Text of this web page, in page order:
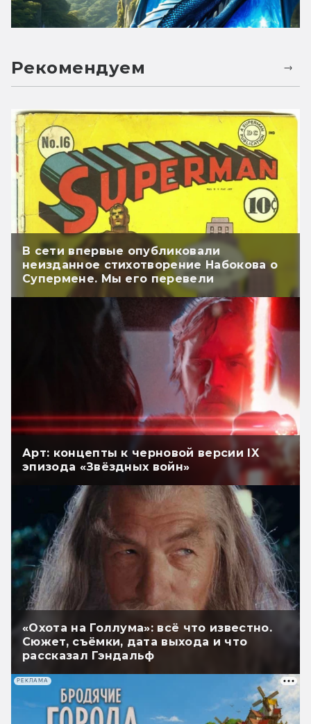
Рекомендуем
В сети впервые опубликовали
неизданное стихотворение Набокова о
Супермене. Мы его перевели
Арт: концепты к черновой версии IX
эпизода «Звёздных войн»
«Охота на Голлума»: всё что известно.
Сюжет, съёмки, дата выхода и что
рассказал Гэндальф
РЕКЛАМА